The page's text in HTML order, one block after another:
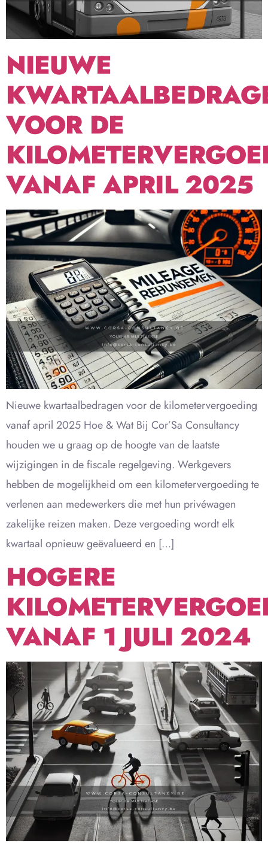
NIEUWE
VOOR DE
VANAF APRIL 2025
Nieuwe kwartaalbedragen voor de kilometervergoeding
vanaf april 2025 Hoe & Wat Bij Cor’Sa Consultancy
houden we u graag op de hoogte van de laatste
wijzigingen in de fiscale regelgeving. Werkgevers
hebben de mogelijkheid om een kilometervergoeding te
verlenen aan medewerkers die met hun privéwagen
zakelijke reizen maken. Deze vergoeding wordt elk
kwartaal opnieuw geëvalueerd en […]
HOGERE
VANAF 1 JULI 2024